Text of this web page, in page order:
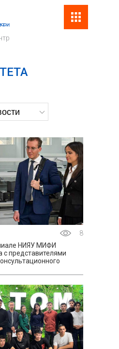
8
НИЯУ МИФИ
с представителями
— Impact Team